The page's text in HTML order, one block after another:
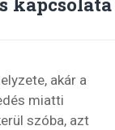
akár a
miatti
szóba, azt